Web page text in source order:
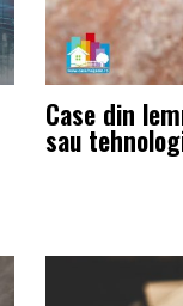
Case din
sau